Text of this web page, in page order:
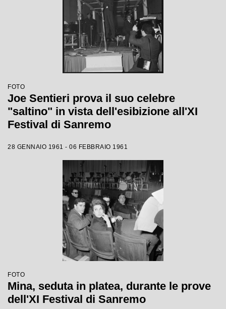
FOTO
Joe Sentieri prova il suo celebre
"saltino" in vista dell'esibizione all'XI
Festival di Sanremo
28 GENNAIO 1961 - 06 FEBBRAIO 1961
FOTO
Mina, seduta in platea, durante le prove
dell'XI Festival di Sanremo